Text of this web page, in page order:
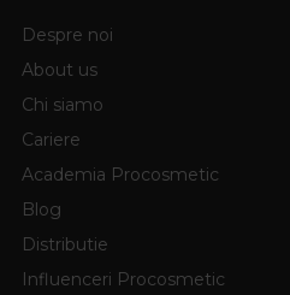
Despre noi
About us
Chi siamo
Cariere
Academia Procosmetic
Blog
Distributie
Influenceri Procosmetic